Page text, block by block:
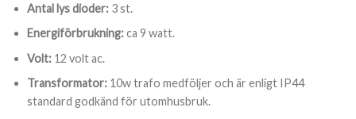
Antal lys dioder:3 st.
Energiförbrukning:ca 9 watt.
Volt:12 volt ac.
Transformator: 10w trafo medföljer och är enligt IP44
standard godkänd för utomhusbruk.